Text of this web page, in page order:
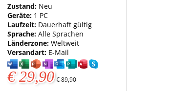
Zustand: Neu
Geräte: 1 PC
Laufzeit: Dauerhaft gültig
Sprache:Alle Sprachen
Länderzone:Weltweit
Versandart: E-Mail
€ 29,90 € 89,90